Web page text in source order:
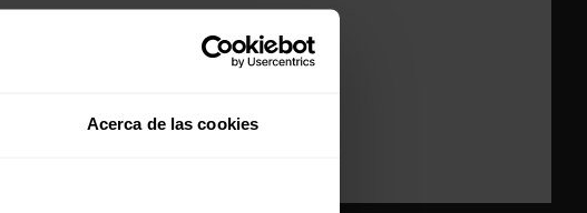
Acerca de las cookies
mejor que con el que tenias.